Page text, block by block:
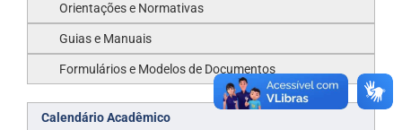
Orientações e Normativas
Guias e Manuais
Formulários e Modelos de Documentos
Calendário Acadêmico